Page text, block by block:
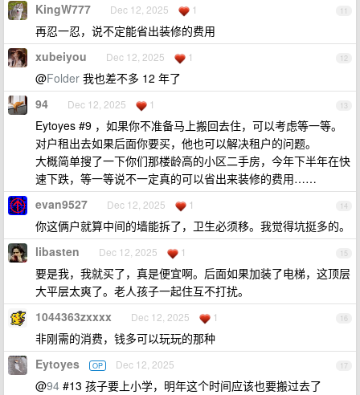
11
KingW777 Dec 12, 2025 1
再忍一忍，说不定能省出装修的费用
12
xubeiyou Dec 12, 2025 1
@Folder 我也差不多 12 年了
13
94 Dec 12, 2025 1
Eytoyes #9 ，如果你不准备马上搬回去住，可以考虑等一等。
对户租出去如果后面你要买，他也可以解决租户的问题。
大概简单搜了一下你们那楼龄高的小区二手房，今年下半年在快
速下跌，等一等说不一定真的可以省出来装修的费用……
14
evan9527 Dec 12, 2025 1
你这俩户就算中间的墙能拆了，卫生必须移。我觉得坑挺多的。
15
libasten Dec 12, 2025 1
要是我，我就买了，真是便宜啊。后面如果加装了电梯，这顶层
大平层太爽了。老人孩子一起住互不打扰。
16
1044363zxxxx Dec 12, 2025 1
非刚需的消费，钱多可以玩玩的那种
17
Eytoyes OP Dec 12, 2025
@94 #13 孩子要上小学，明年这个时间应该也要搬过去了